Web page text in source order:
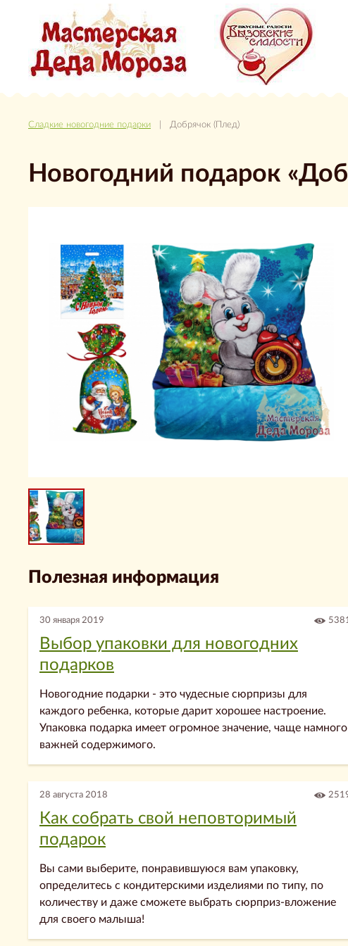
Сладкие новогодние подарки | Добрячок (Плед)
Новогодний подарок
Полезная информация
30 января 2019
Выбор упаковки для новогодних
подарков
Новогодние подарки - это чудесные сюрпризы для
каждого ребенка, которые дарит хорошее настроение.
Упаковка подарка имеет огромное значение, чаще намного
важней содержимого.
28 августа 2018
Как собрать свой неповторимый
подарок
Вы сами выберите, понравившуюся вам упаковку,
определитесь с кондитерскими изделиями по типу, по
количеству и даже сможете выбрать сюрприз-вложение
для своего малыша!